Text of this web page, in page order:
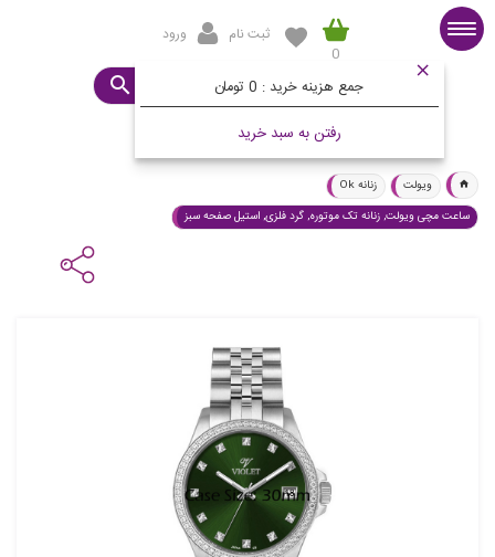
0
جمع هزینه خرید :
رفتن به سبد خرید
ثبت نام ورود
ساعت مورد نظرتان چیست؟
ویولت
زنانه Ok
ساعت مچی ویولت, زنانه تک موتوره, گرد فلزی, استیل صفحه سبز